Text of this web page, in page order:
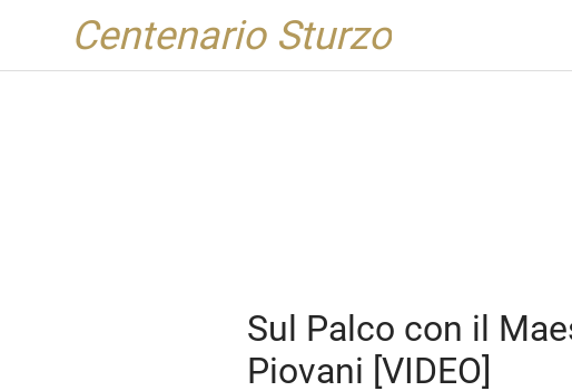
Centenario Sturzo
Sul Palco con il
Piovani [VIDEO]